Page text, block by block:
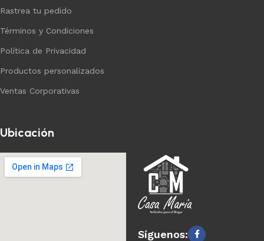
Rastrea tu pedido
Términos y Condiciones
Política de Privacidad
Productos personalizados
Ventas Corporativas
Ubicación
Síguenos: